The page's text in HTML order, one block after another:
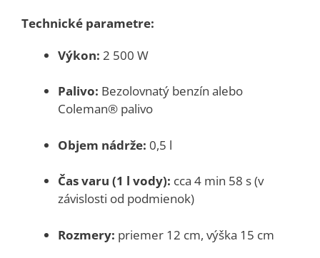
Technické parametre:
Výkon: 2 500 W
Palivo: Bezolovnatý benzín alebo
Coleman® palivo
Objem nádrže: 0,5 l
Čas varu (1 l vody): cca 4 min 58 s (v
závislosti od podmienok)
Rozmery: priemer 12 cm, výška 15 cm